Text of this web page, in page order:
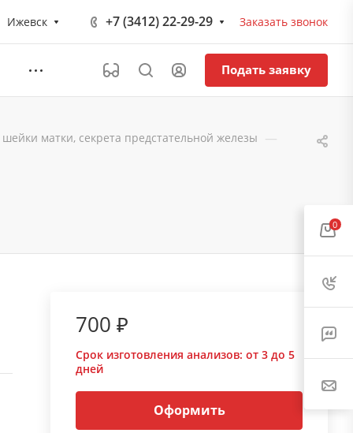
Ижевск +7 (3412) 22-29-29 Заказать звонок
Подать заявку
матки, секрета предстательной железы —
700 ₽
Срок изготовления анализов: от 3 до 5
дней
Оформить
0